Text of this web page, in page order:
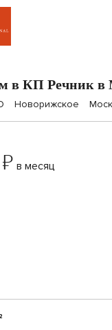
в КП Речник в
Новорижское
₽ в месяц